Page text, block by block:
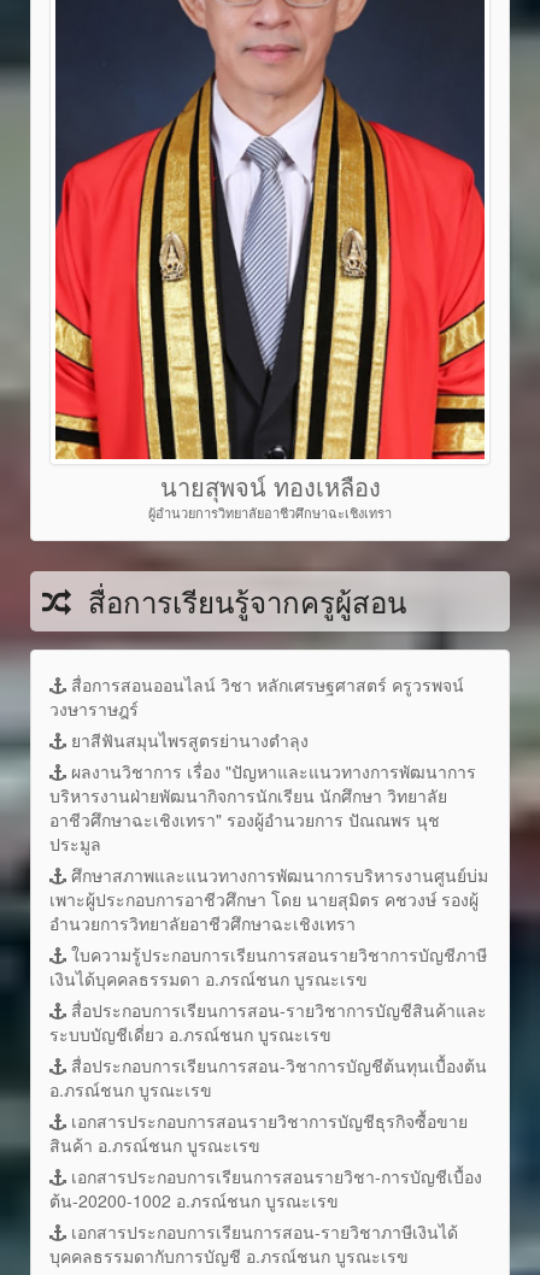
นายสุพจน์ ทองเหลือง
ผู้อำนวยการวิทยาลัยอาชีวศึกษาฉะเชิงเทรา
สื่อการเรียนรู้จากครูผู้สอน
สื่อการสอนออนไลน์ วิชา หลักเศรษฐศาสตร์ ครูวรพจน์
วงษาราษฎร์
ยาสีฟันสมุนไพรสูตรย่านางตำลุง
ผลงานวิชาการ เรื่อง "ปัญหาและแนวทางการพัฒนาการ
บริหารงานฝ่ายพัฒนากิจการนักเรียน นักศึกษา วิทยาลัย
อาชีวศึกษาฉะเชิงเทรา" รองผู้อำนวยการ ปัณณพร นุช
ประมูล
ศึกษาสภาพและแนวทางการพัฒนาการบริหารงานศูนย์บ่ม
เพาะผู้ประกอบการอาชีวศึกษา โดย นายสุมิตร คชวงษ์ รองผู้
อำนวยการวิทยาลัยอาชีวศึกษาฉะเชิงเทรา
ใบความรู้ประกอบการเรียนการสอนรายวิชาการบัญชีภาษี
เงินได้บุคคลธรรมดา อ.ภรณ์ชนก บูรณะเรข
สื่อประกอบการเรียนการสอน-รายวิชาการบัญชีสินค้าและ
ระบบบัญชีเดี่ยว อ.ภรณ์ชนก บูรณะเรข
สื่อประกอบการเรียนการสอน-วิชาการบัญชีต้นทุนเบื้องต้น
อ.ภรณ์ชนก บูรณะเรข
เอกสารประกอบการสอนรายวิชาการบัญชีธุรกิจซื้อขาย
สินค้า อ.ภรณ์ชนก บูรณะเรข
เอกสารประกอบการเรียนการสอนรายวิชา-การบัญชีเบื้อง
ต้น-20200-1002 อ.ภรณ์ชนก บูรณะเรข
เอกสารประกอบการเรียนการสอน-รายวิชาภาษีเงินได้
บุคคลธรรมดากับการบัญชี อ.ภรณ์ชนก บูรณะเรข